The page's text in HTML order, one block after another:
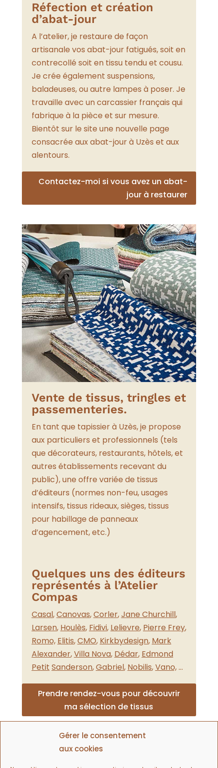
Gérer le consentement
aux cookies
Réfection et création
d’abat-jour
A l’atelier, je restaure de façon
artisanale vos abat-jour fatigués, soit en
contrecollé soit en tissu tendu et cousu.
Je crée également suspensions,
baladeuses, ou autre lampes à poser. Je
travaille avec un carcassier français qui
fabrique à la pièce et sur mesure.
Bientôt sur le site une nouvelle page
consacrée aux abat-jour à Uzès et aux
alentours.
Contactez-moi si vous avez un abat-
jour à restaurer
Vente de tissus, tringles et
passementeries.
En tant que tapissier à Uzès, je propose
aux particuliers et professionnels (tels
que décorateurs, restaurants, hôtels, et
autres établissements recevant du
public), une offre variée de tissus
d’éditeurs (normes non-feu, usages
intensifs, tissus rideaux, sièges, tissus
pour habillage de panneaux
d’agencement, etc.)
Quelques uns des éditeurs
représentés à l’Atelier
Compas
Casal,Canovas,Corler,Jane Churchill,
Larsen, Houlès, Fidivi, Lelievre, Pierre Frey,
Romo, Elitis,CMO, Kirkbydesign, Mark
Alexander,Villa Nova, Dédar, Edmond
Petit Sanderson,Gabriel, Nobilis,Vano,…
Prendre rendez-vous pour découvrir
ma sélection de tissus